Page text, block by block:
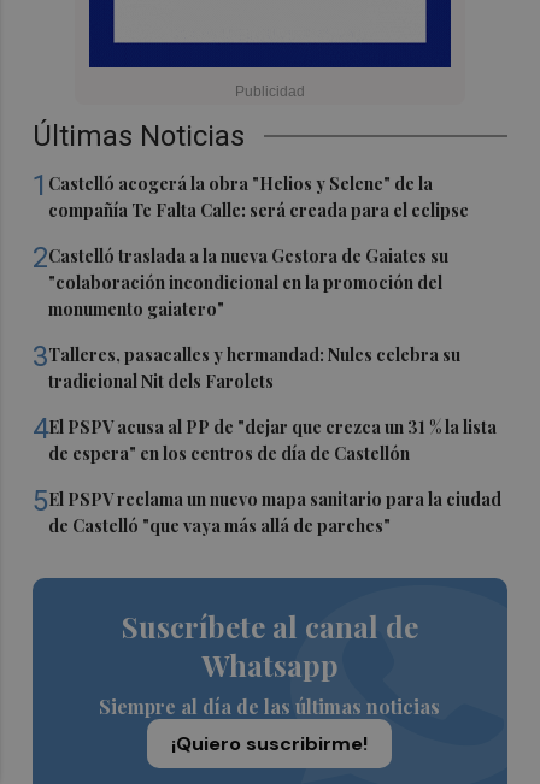
Últimas Noticias
1 Castelló acogerá la obra "Helios y Selene" de la
compañía Te Falta Calle: será creada para el eclipse
2Castelló traslada a la nueva Gestora de Gaiates su
"colaboración incondicional en la promoción del
monumento gaiatero"
3Talleres, pasacalles y hermandad: Nules celebra su
tradicional Nit dels Farolets
4El PSPV acusa al PP de "dejar que crezca un 31 % la lista
de espera" en los centros de día de Castellón
5El PSPV reclama un nuevo mapa sanitario para la ciudad
de Castelló "que vaya más allá de parches"
Suscríbete al canal de
Whatsapp
Siempre al día de las últimas noticias
¡Quiero suscribirme!